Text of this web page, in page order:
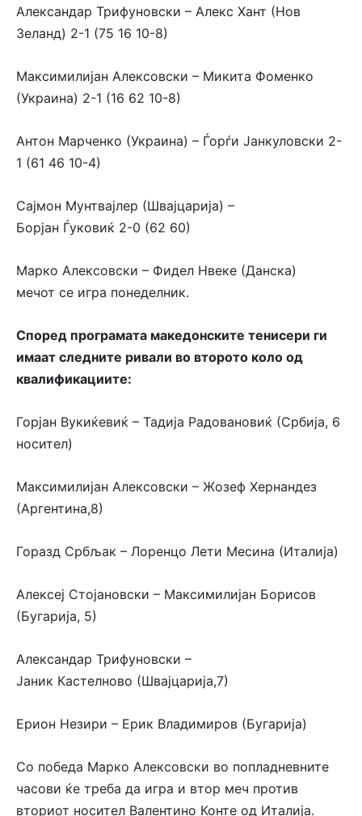
Александар Трифуновски – Алекс Хант (Нов
Зеланд) 2-1 (75 16 10-8)
Максимилијан Алексовски – Микита Фоменко
(Украина) 2-1 (16 62 10-8)
Антон Марченко (Украина) – Ѓорѓи Јанкуловски 2-
1 (61 46 10-4)
Сајмон Мунтвајлер (Швајцарија) –
Борјан Ѓуковиќ 2-0 (62 60)
Марко Алексовски – Фидел Нвеке (Данска)
мечот се игра понеделник.
Според програмата македонските тенисери ги
имаат следните ривали во второто коло од
квалификациите:
Горјан Вукиќевиќ – Тадија Радовановиќ (Србија, 6
носител)
Максимилијан Алексовски – Жозеф Хернандез
(Аргентина,8)
Горазд Србљак – Лоренцо Лети Месина (Италија)
Алексеј Стојановски – Максимилијан Борисов
(Бугарија, 5)
Александар Трифуновски –
Јаник Кастелново (Швајцарија,7)
Ерион Незири – Ерик Владимиров (Бугарија)
Со победа Марко Алексовски во попладневните
часови ќе треба да игра и втор меч против
вториот носител Валентино Конте од Италија.